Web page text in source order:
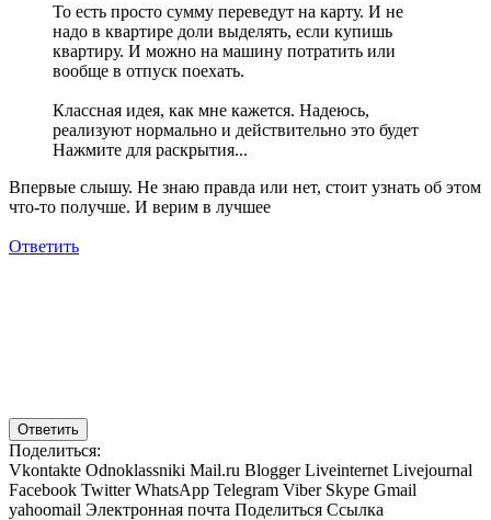
То есть просто сумму переведут на карту. И не
надо в квартире доли выделять, если купишь
квартиру. И можно на машину потратить или
вообще в отпуск поехать.
Классная идея, как мне кажется. Надеюсь,
реализуют нормально и действительно это будет
Нажмите для раскрытия...
Впервые слышу. Не знаю правда или нет, стоит узнать об этом
что-то получше. И верим в лучшее
Ответить
Ответить
Поделиться:
Vkontakte Odnoklassniki Mail.ru Blogger Liveinternet Livejournal
Facebook Twitter WhatsApp Telegram Viber Skype Gmail
yahoomail Электронная почта Поделиться Ссылка